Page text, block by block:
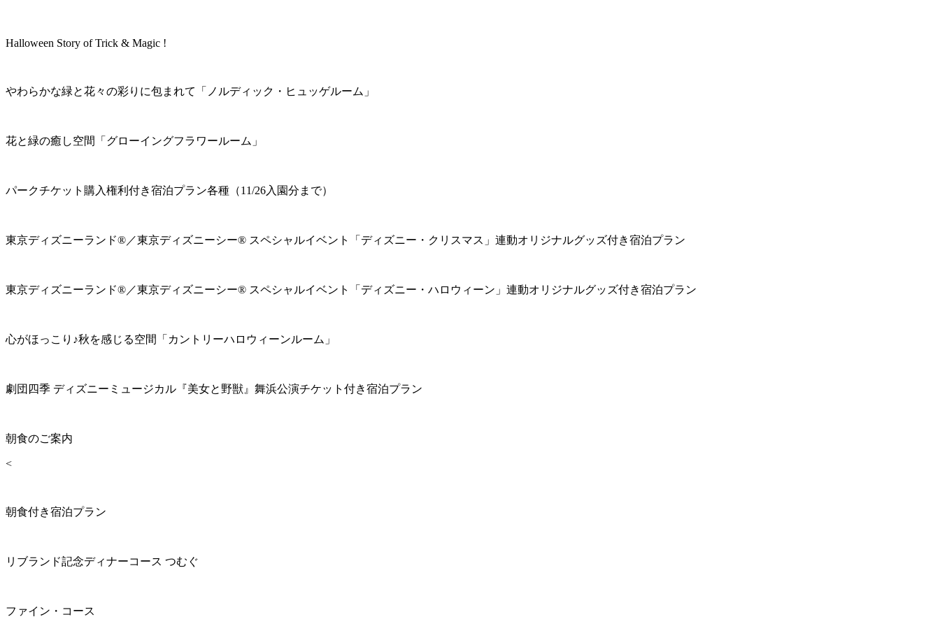
Halloween Story of Trick & Magic !
やわらかな緑と花々の彩りに包まれて「ノルディック・ヒュッゲルーム」
花と緑の癒し空間「グローイングフラワールーム」
パークチケット購入権利付き宿泊プラン各種（11/26入園分まで）
東京ディズニーランド®／東京ディズニーシー® スペシャルイベント「ディズニー・クリスマス」連動オリジナルグッズ付き宿泊プラン
東京ディズニーランド®／東京ディズニーシー® スペシャルイベント「ディズニー・ハロウィーン」連動オリジナルグッズ付き宿泊プラン
心がほっこり♪秋を感じる空間「カントリーハロウィーンルーム」
劇団四季 ディズニーミュージカル『美女と野獣』舞浜公演チケット付き宿泊プラン
朝食のご案内
<
朝食付き宿泊プラン
リブランド記念ディナーコース つむぐ
ファイン・コース